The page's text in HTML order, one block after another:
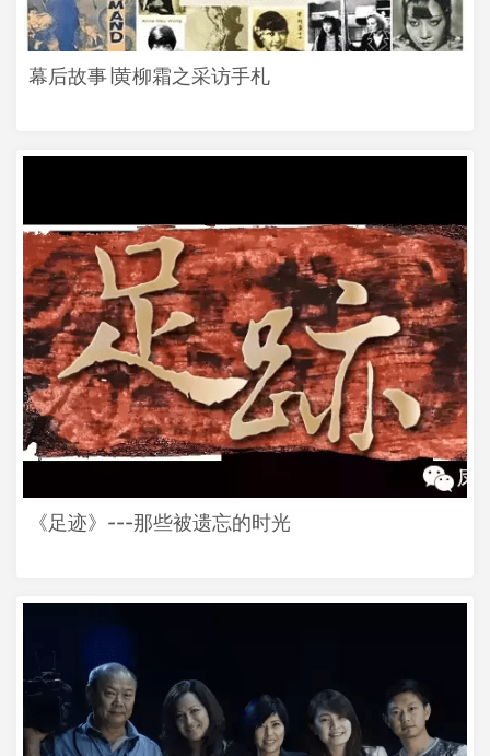
幕后故事∣黄柳霜之采访手札
《足迹》---那些被遗忘的时光